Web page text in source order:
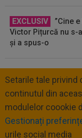
EXCLUSIV
”Cine e
Victor Pițurcă nu s-
și a spus-o
Setarile tale privind
continutul din
modulelor coookie
Gestionați
urile social media